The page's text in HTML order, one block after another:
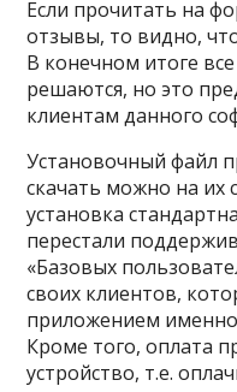
Если прочитать на
отзывы, то видно,
В конечном итоге
решаются, но это
клиентам данного
Установочный файл
скачать можно на их
установка
перестали
«Базовых
своих клиентов,
приложением
Кроме того, оплата
устройство, т.е.